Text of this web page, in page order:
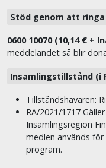
Stöd genom att ringa
0600 10070 (10,14 € +
meddelandet så blir
Insamlingstillstånd (i
Tillståndshavaren:
RA/2021/1717
Insamlingsregion
medlen används
program.